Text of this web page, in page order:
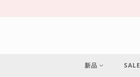
新品 SALE